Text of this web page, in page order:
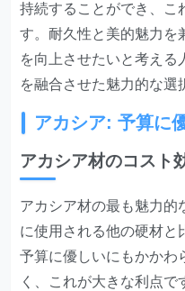
持続することができ、こ
す。耐久性と美的魅力を
を向上させたいと考える
を融合させた魅力的な選
アカシア: 予算に
アカシア材のコスト
アカシア材の最も魅力的
に使用される他の硬材と
予算に優しいにもかかわ
く、これが大きな利点で